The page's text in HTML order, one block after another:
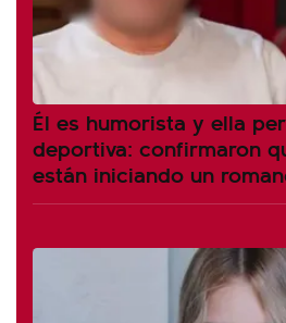
Él es humorista y ella
deportiva: confirmaron
están iniciando un